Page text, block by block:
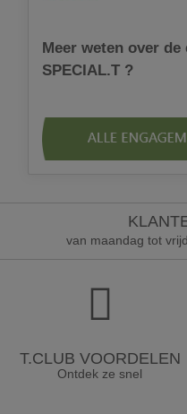
Meer weten over de
SPECIAL.T ?
van maandag tot
T.CLUB VOORDELEN
Ontdek ze snel